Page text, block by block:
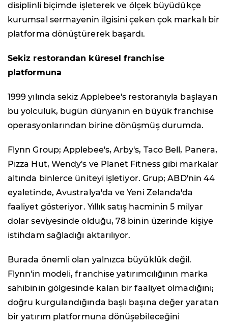
disiplinli biçimde işleterek ve ölçek büyüdükçe
kurumsal sermayenin ilgisini çeken çok markalı bir
platforma dönüştürerek başardı.
Sekiz restorandan küresel franchise
platformuna
1999 yılında sekiz Applebee's restoranıyla başlayan
bu yolculuk, bugün dünyanın en büyük franchise
operasyonlarından birine dönüşmüş durumda.
Flynn Group; Applebee's, Arby's, Taco Bell, Panera,
Pizza Hut, Wendy's ve Planet Fitness gibi markalar
altında binlerce üniteyi işletiyor. Grup; ABD'nin 44
eyaletinde, Avustralya'da ve Yeni Zelanda'da
faaliyet gösteriyor. Yıllık satış hacminin 5 milyar
dolar seviyesinde olduğu, 78 binin üzerinde kişiye
istihdam sağladığı aktarılıyor.
Burada önemli olan yalnızca büyüklük değil.
Flynn'in modeli, franchise yatırımcılığının marka
sahibinin gölgesinde kalan bir faaliyet olmadığını;
doğru kurgulandığında başlı başına değer yaratan
bir yatırım platformuna dönüşebileceğini